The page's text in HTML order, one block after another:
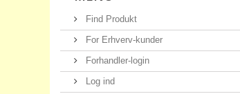
Find Produkt
For Erhverv-kunder
Forhandler-login
Log ind